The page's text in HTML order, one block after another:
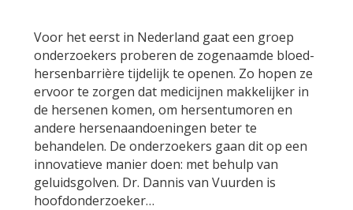
Voor het eerst in Nederland gaat een groep
onderzoekers proberen de zogenaamde bloed-
hersenbarrière tijdelijk te openen. Zo hopen ze
ervoor te zorgen dat medicijnen makkelijker in
de hersenen komen, om hersentumoren en
andere hersenaandoeningen beter te
behandelen. De onderzoekers gaan dit op een
innovatieve manier doen: met behulp van
geluidsgolven. Dr. Dannis van Vuurden is
hoofdonderzoeker…